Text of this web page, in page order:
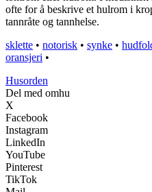
ofte for å beskrive et hulrom i
tannråte og tannhelse.
sklette • notorisk • synke •
oransjeri •
Husorden
Del med omhu
X
Facebook
Instagram
LinkedIn
YouTube
Pinterest
TikTok